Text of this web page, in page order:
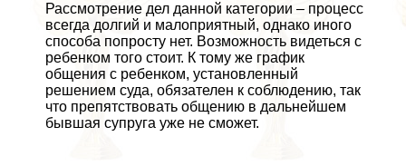
Рассмотрение дел данной категории – процесс
всегда долгий и малоприятный, однако иного
способа попросту нет. Возможность видеться с
ребенком того стоит. К тому же график
общения с ребенком, установленный
решением суда, обязателен к соблюдению, так
что препятствовать общению в дальнейшем
бывшая супруга уже не сможет.